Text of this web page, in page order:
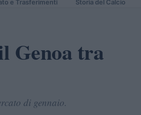
e Trasferimenti Storia del Calcio
Genoa tra
di gennaio.